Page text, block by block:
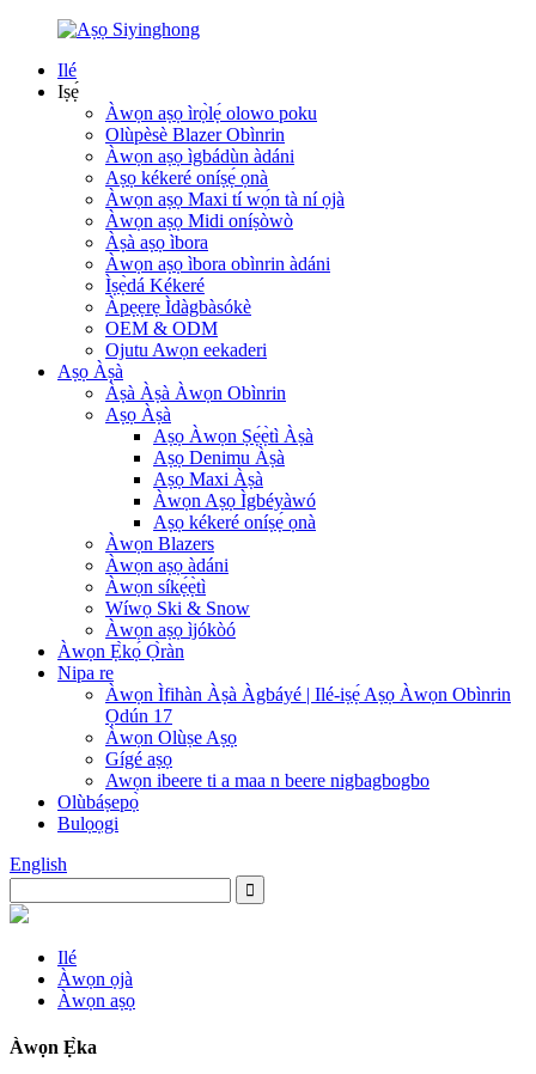
Ilé
Iṣẹ́
Àwọn aṣọ ìrọ̀lẹ́ olowo poku
Olùpèsè Blazer Obìnrin
Àwọn aṣọ ìgbádùn àdáni
Aṣọ kékeré oníṣẹ́ ọnà
Àwọn aṣọ Maxi tí wọ́n tà ní ọjà
Àwọn aṣọ Midi oníṣòwò
Àṣà aṣọ ìbora
Àwọn aṣọ ìbora obìnrin àdáni
Ìṣẹ̀dá Kékeré
Àpẹẹrẹ Ìdàgbàsókè
OEM & ODM
Ojutu Awọn eekaderi
Aṣọ Àṣà
Àṣà Àṣà Àwọn Obìnrin
Aṣọ Àṣà
Aṣọ Àwọn Ṣẹ́ẹ̀tì Àṣà
Aṣọ Denimu Àṣà
Aṣọ Maxi Àṣà
Àwọn Aṣọ Ìgbéyàwó
Aṣọ kékeré oníṣẹ́ ọnà
Àwọn Blazers
Àwọn aṣọ àdáni
Àwọn síkẹ́ẹ̀tì
Wíwọ Ski & Snow
Àwọn aṣọ ìjókòó
Àwọn Ẹ̀kọ́ Ọ̀ràn
Nipa re
Àwọn Ìfihàn Àṣà Àgbáyé | Ilé-iṣẹ́ Aṣọ Àwọn Obìnrin
Ọdún 17
Àwọn Olùṣe Aṣọ
Gígé aṣọ
Awọn ibeere ti a maa n beere nigbagbogbo
Olùbáṣepọ̀
Bulọọgi
English
Ilé
Àwọn ọjà
Àwọn aṣọ
Àwọn Ẹ̀ka